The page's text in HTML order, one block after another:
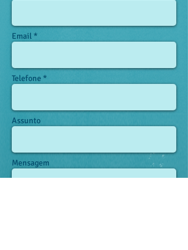
Email *
Telefone *
Assunto
Mensagem